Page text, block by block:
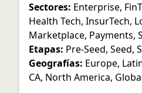
Sectores: Enterprise,
Health Tech, InsurTech,
Marketplace, Payments,
Etapas: Pre-Seed, Seed,
Geografías: Europe,
CA, North America,